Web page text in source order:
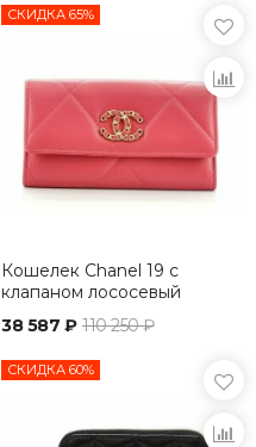
СКИДКА 65%
Кошелек Chanel 19 с
клапаном лососевый
38 587 ₽ 110 250 ₽
СКИДКА 60%